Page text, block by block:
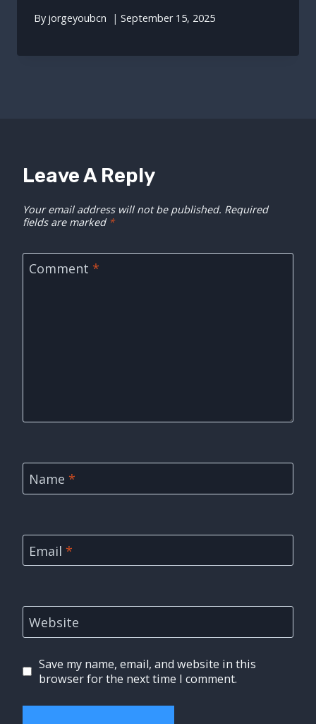
By jorgeyoubcn September 15, 2025
Leave A Reply
Your email address will not be published. Required
fields are marked *
Comment *
Name *
Email *
Website
Save my name, email, and website in this
browser for the next time I comment.